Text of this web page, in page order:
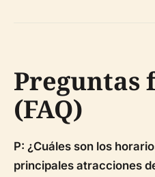
Preguntas
(FAQ)
P: ¿Cuáles son los
principales atracciones